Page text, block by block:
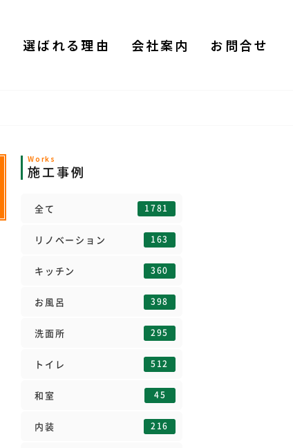
選ばれる理由 会社案内 お問合せ
Works
施工事例
全て 1781
リノベーション 163
キッチン 360
お風呂 398
洗面所 295
トイレ 512
和室 45
内装 216